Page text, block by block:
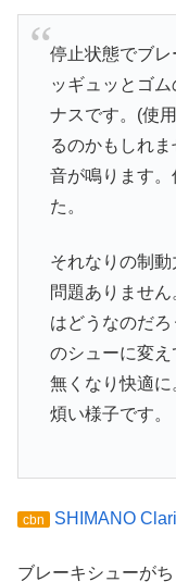
停止状態でブレ
ッギュッとゴ
ナスです。(使
るのかもしれ
音が鳴ります
た。
それなりの制
問題ありませ
はどうなのだ
のシューに変
無くなり快適
煩い様子です。
cbn SHIMANO
ブレーキシューが